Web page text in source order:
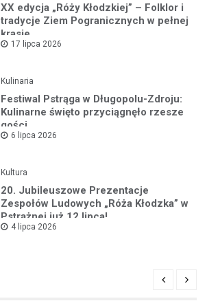
XX edycja „Róży Kłodzkiej” – Folklor i
tradycje Ziem Pogranicznych w pełnej
krasie
17 lipca 2026
Kulinaria
Festiwal Pstrąga w Długopolu-Zdroju:
Kulinarne święto przyciągnęło rzesze
gości
6 lipca 2026
Kultura
20. Jubileuszowe Prezentacje
Zespołów Ludowych „Róża Kłodzka” w
Pstrążnej już 12 lipca!
4 lipca 2026